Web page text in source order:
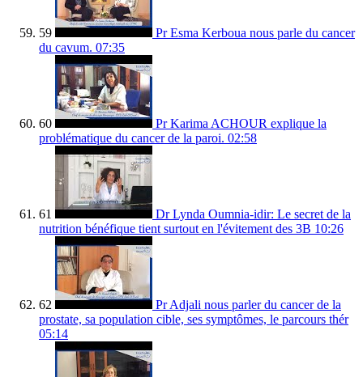
59
Pr Esma Kerboua nous parle du cancer
du cavum. 07:35
60
Pr Karima ACHOUR explique la
problématique du cancer de la paroi. 02:58
61
Dr Lynda Oumnia-idir: Le secret de la
nutrition bénéfique tient surtout en l'évitement des 3B 10:26
62
Pr Adjali nous parler du cancer de la
prostate, sa population cible, ses symptômes, le parcours thér
05:14